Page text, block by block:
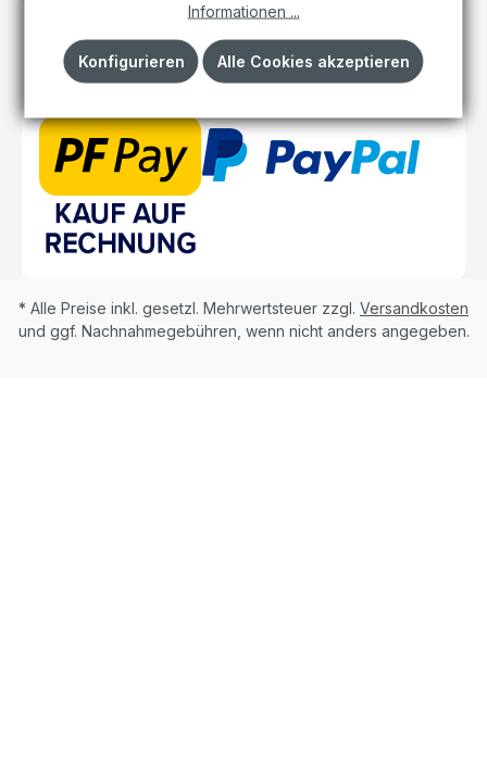
* Alle Preise inkl. gesetzl. Mehrwertsteuer zzgl. Versandkosten
und ggf. Nachnahmegebühren, wenn nicht anders angegeben.
Informationen ...
Konfigurieren Alle Cookies akzeptieren